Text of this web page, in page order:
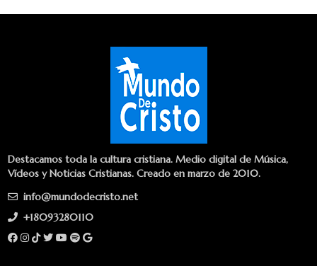
Destacamos toda la cultura cristiana. Medio digital de Música,
Vídeos y Noticias Cristianas. Creado en marzo de 2010.
info@mundodecristo.net
+18093280110